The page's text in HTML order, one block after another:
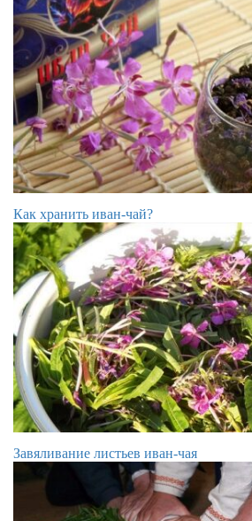
Как хранить иван-чай?
Завяливание листьев иван-чая